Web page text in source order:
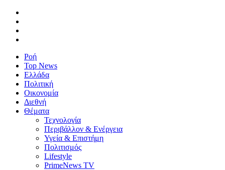
Ροή
Top News
Ελλάδα
Πολιτική
Οικονομία
Διεθνή
Θέματα
Τεχνολογία
Περιβάλλον & Ενέργεια
Υγεία & Επιστήμη
Πολιτισμός
Lifestyle
PrimeNews TV